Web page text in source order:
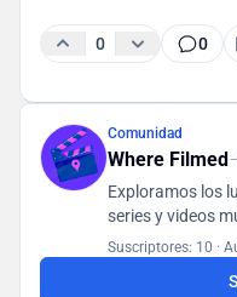
0 0
Comunidad
Where Filmed
Exploramos los
series y videos
hallazgos en una
Suscriptores: 10 ·